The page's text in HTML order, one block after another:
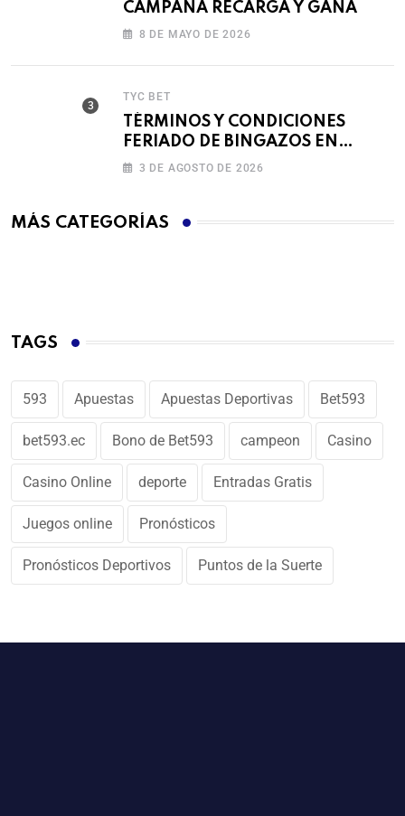
CAMPAÑA RECARGA Y GANA
8 DE MAYO DE 2026
TYC BET
TÉRMINOS Y CONDICIONES
FERIADO DE BINGAZOS EN
BET593
3 DE AGOSTO DE 2026
MÁS CATEGORÍAS
TAGS
593 Apuestas Apuestas Deportivas Bet593
bet593.ec Bono de Bet593 campeon Casino
Casino Online deporte Entradas Gratis
Juegos online Pronósticos
Pronósticos Deportivos Puntos de la Suerte